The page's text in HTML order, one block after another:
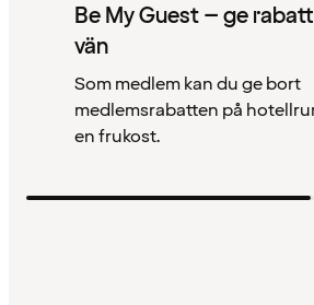
Be My Guest – ge
vän
Som medlem kan du ge bort
medlemsrabatten på
en frukost.